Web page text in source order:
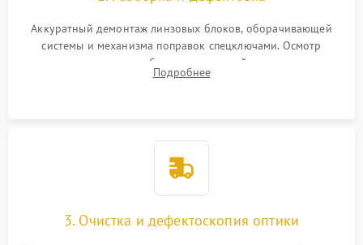
Аккуратный демонтаж линзовых блоков, оборачивающей
системы и механизма поправок спецключами. Осмотр
внутренних резьбовых соединений, пружин и
уплотнительных колец. Поиск причин люфта, смещения
Подробнее
3. Очистка и дефектоскопия оптики